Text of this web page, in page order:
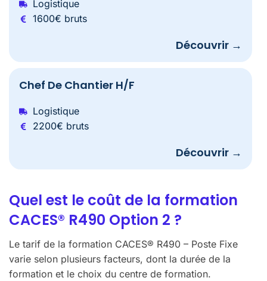
Logistique
1600€ bruts
Découvrir →
Chef De Chantier H/F
Logistique
2200€ bruts
Découvrir →
Quel est le coût de la formation
CACES® R490 Option 2 ?
Le tarif de la formation CACES® R490 – Poste Fixe
varie selon plusieurs facteurs, dont la durée de la
formation et le choix du centre de formation.